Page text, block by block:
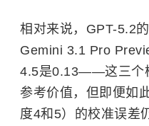
相对来说，GPT-5.2
Gemini 3.1 Pro
4.5是0.13——这三个
参考价值，但即便如
度4和5）的校准误差